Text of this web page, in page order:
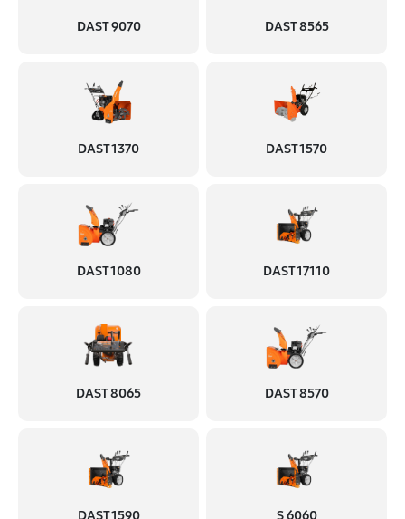
DAST 9070 DAST 8565
DAST 1370 DAST 1570
DAST 1080 DAST 17110
DAST 8065 DAST 8570
DAST 1590 S 6060